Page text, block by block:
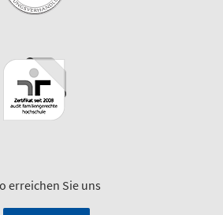
erreichen Sie uns